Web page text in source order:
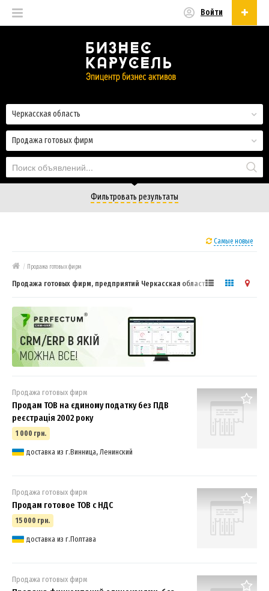
Войти
Продажа готовых фирм
Черкасская область
Фильтровать результаты
Самые новые
/ Продажа готовых фирм
Продажа готовых фирм, предприятий Черкасская область, ООО, НДС
Продажа готовых фирм
Продам ТОВ на єдиному податку без ПДВ
реєстрація 2002 року
1 000 грн.
доставка из г.Винница, Ленинский
Продажа готовых фирм
Продам готовое ТОВ с НДС
15 000 грн.
доставка из г.Полтава
Продажа готовых фирм